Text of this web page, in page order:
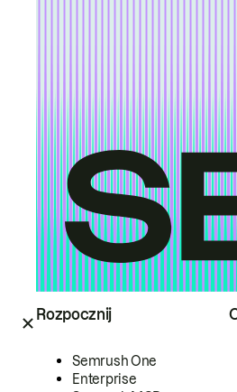
Rozpocznij
Semrush One
Enterprise